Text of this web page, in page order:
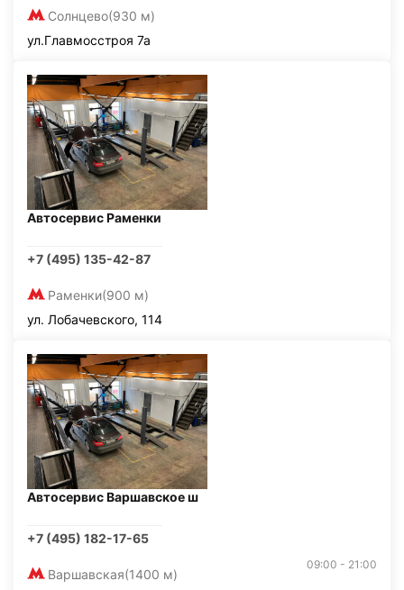
Солнцево(930 м)
ул.Главмосстроя 7а
Автосервис Раменки
+7 (495) 135-42-87
Раменки(900 м)
ул. Лобачевского, 114
Автосервис Варшавское ш
+7 (495) 182-17-65
Варшавская(1400 м)
09:00 - 21:00